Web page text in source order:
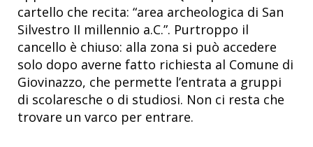
cartello che recita: “area archeologica di San
Silvestro II millennio a.C.”. Purtroppo il
cancello è chiuso: alla zona si può accedere
solo dopo averne fatto richiesta al Comune di
Giovinazzo, che permette l’entrata a gruppi
di scolaresche o di studiosi. Non ci resta che
trovare un varco per entrare.